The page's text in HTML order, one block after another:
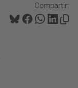
Compartir: